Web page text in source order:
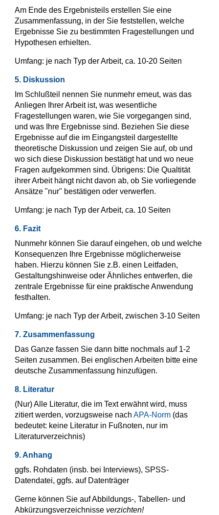
Am Ende des Ergebnisteils erstellen Sie eine
Zusammenfassung, in der Sie feststellen, welche
Ergebnisse Sie zu bestimmten Fragestellungen und
Hypothesen erhielten.
Umfang: je nach Typ der Arbeit, ca. 10-20 Seiten
5. Diskussion
Im Schlußteil nennen Sie nunmehr erneut, was das
Anliegen Ihrer Arbeit ist, was wesentliche
Fragestellungen waren, wie Sie vorgegangen sind,
und was Ihre Ergebnisse sind. Beziehen Sie diese
Ergebnisse auf die im Eingangsteil dargestellte
theoretische Diskussion und zeigen Sie auf, ob und
wo sich diese Diskussion bestätigt hat und wo neue
Fragen aufgekommen sind. Übrigens: Die Qualtität
ihrer Arbeit hängt nicht davon ab, ob Sie vorliegende
Ansätze "nur" bestätigen oder verwerfen.
Umfang: je nach Typ der Arbeit, ca. 10 Seiten
6. Fazit
Nunmehr können Sie darauf eingehen, ob und welche
Konsequenzen Ihre Ergebnisse möglicherweise
haben. Hierzu können Sie z.B. einen Leitfaden,
Gestaltungshinweise oder Ähnliches entwerfen, die
zentrale Ergebnisse für eine praktische Anwendung
festhalten.
Umfang: je nach Typ der Arbeit, zwischen 3-10 Seiten
7. Zusammenfassung
Das Ganze fassen Sie dann bitte nochmals auf 1-2
Seiten zusammen. Bei englischen Arbeiten bitte eine
deutsche Zusammenfassung hinzufügen.
8. Literatur
(Nur) Alle Literatur, die im Text erwähnt wird, muss
zitiert werden, vorzugsweise nach APA-Norm (das
bedeutet: keine Literatur in Fußnoten, nur im
Literaturverzeichnis)
9. Anhang
ggfs. Rohdaten (insb. bei Interviews), SPSS-
Datendatei, ggfs. auf Datenträger
Gerne können Sie auf Abbildungs-, Tabellen- und
Abkürzungsverzeichnisse verzichten!